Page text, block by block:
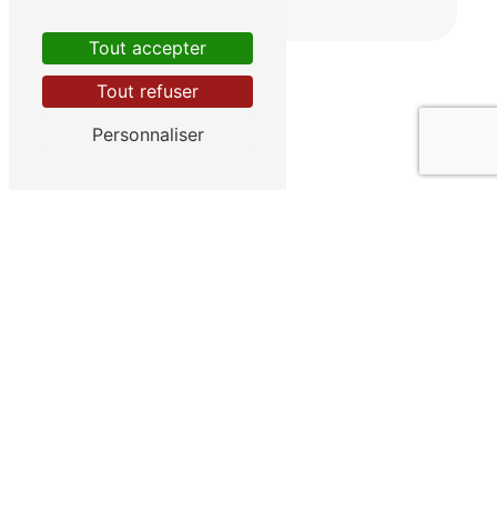
Tout accepter
Tout refuser
Personnaliser